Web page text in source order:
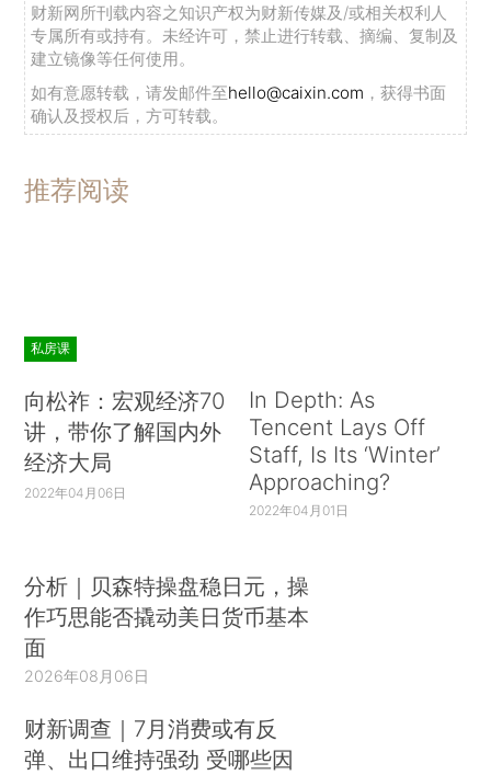
财新网所刊载内容之知识产权为财新传媒及/或相关权利人
专属所有或持有。未经许可，禁止进行转载、摘编、复制及
建立镜像等任何使用。
如有意愿转载，请发邮件至hello@caixin.com ，获得书面
确认及授权后，方可转载。
推荐阅读
私房课
向松祚：宏观经济70
讲，带你了解国内外
经济大局
2022年04月06日
In Depth: As
Tencent Lays Off
Staff, Is Its ‘Winter’
Approaching?
2022年04月01日
分析｜贝森特操盘稳日元，操
作巧思能否撬动美日货币基本
面
2026年08月06日
财新调查｜7月消费或有反
弹、出口维持强劲 受哪些因